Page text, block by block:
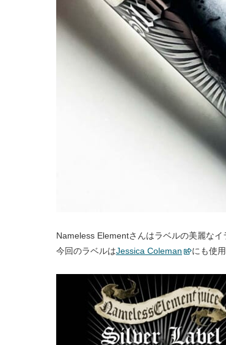
Nameless Elementさんはラベルの美麗なイ
今回のラベルはJessica Coleman にも使